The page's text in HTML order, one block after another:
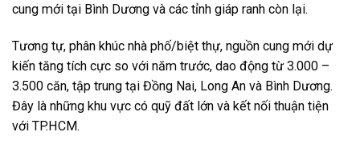
cung mới tại Bình Dương và các tỉnh giáp ranh còn lại.
Tương tự, phân khúc nhà phố/biệt thự, nguồn cung mới dự
kiến tăng tích cực so với năm trước, dao động từ 3.000 –
3.500 căn, tập trung tại Đồng Nai, Long An và Bình Dương.
Đây là những khu vực có quỹ đất lớn và kết nối thuận tiện
với TP.HCM.